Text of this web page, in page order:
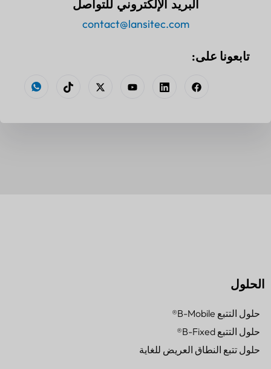
البريد الإلكتروني للتواصل
contact@lansitec.com
تابعونا على:
الحلول
حلول التتبع B-Mobile®
حلول التتبع B-Fixed®
حلول تتبع النطاق العريض للغاية